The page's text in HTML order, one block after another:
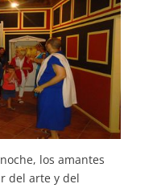
los amantes
del arte y del